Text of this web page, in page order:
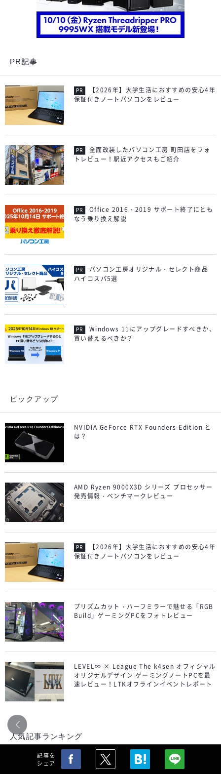
PR記事
【2026年】大学生活におすすめの安心4年
保証付きノートパソコンをレビュー
全面改装したパソコン工房 町田店をフォ
トレビュー！駅近アクセスもご紹介
Office 2016・2019 サポート終了にとも
なう乗り換え解説
パソコン工房オリジナル・セレクト商品
ハイコスパ5選
Windows 11にアップグレードすべきか、
買い替えるべきか？
ピックアップ
NVIDIA GeForce RTX Founders Edition と
は？
AMD Ryzen 9000X3D シリーズ プロセッサー
発売情報・ベンチマークレビュー
【2026年】大学生活におすすめの安心4年
保証付きノートパソコンをレビュー
プリズムカット・ハーフミラーで魅せる「RGB
Build」ゲーミングPCをフォトレビュー
LEVEL∞ × League The k4sen オフィシャル
オリジナルデザイン ゲーミングノートPCを最
速レビュー！LTKオフラインイベントレポート
人気記事ランキング
Excel ドロップダウンリスト（プルダウ
記事を
シェア